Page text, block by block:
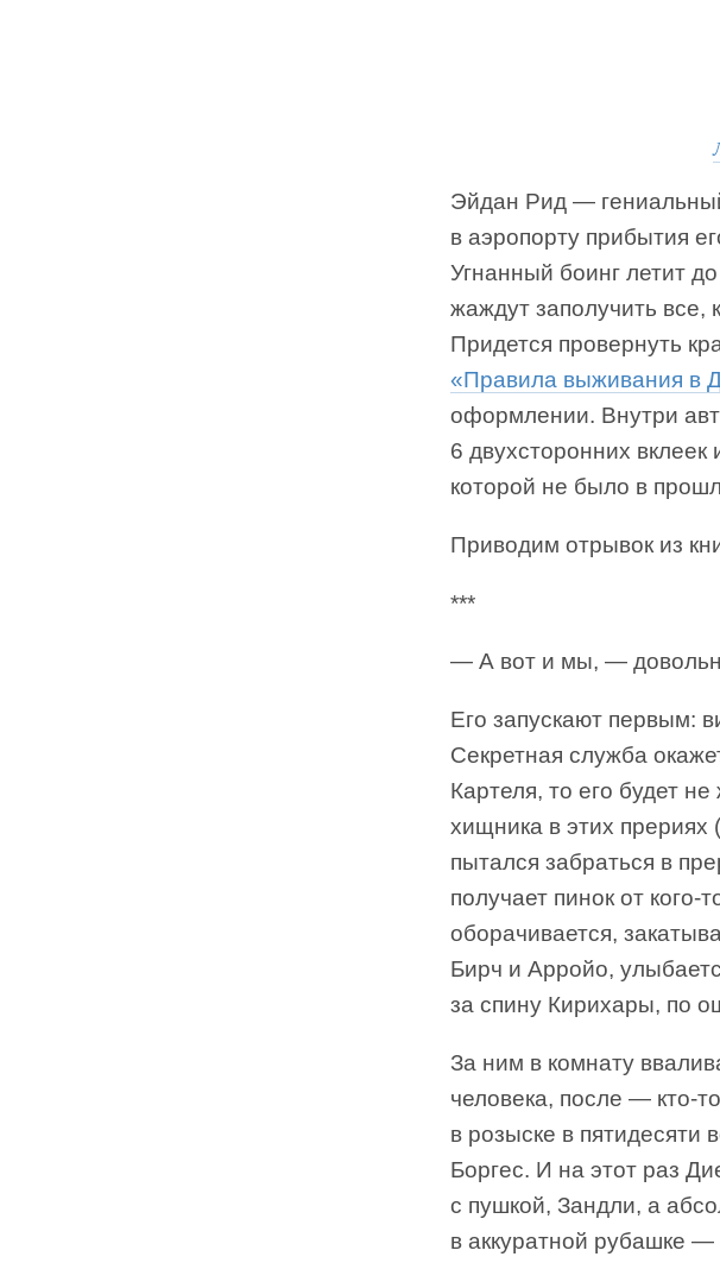
Эйдан Рид —
в аэропорту прибытия
Угнанный боинг летит
жаждут заполучить все,
Придется провернуть
«Правила выживания в
оформлении. Внутри
6 двухсторонних
которой не было в
Приводим отрывок из
***
— А вот и мы, —
Его запускают первым:
Секретная служба
Картеля, то его будет
хищника в этих прериях
пытался забраться в
получает пинок от
оборачивается,
Бирч и Арройо,
за спину Кирихары, по
За ним в комнату
человека, после — кто-
в розыске в
Боргес. И на этот раз
с пушкой, Зандли, а
в аккуратной рубашке